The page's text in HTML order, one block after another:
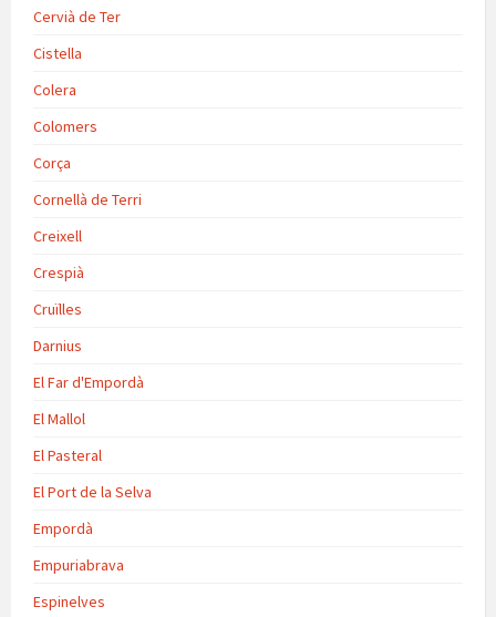
Cervià de Ter
Cistella
Colera
Colomers
Corça
Cornellà de Terri
Creixell
Crespià
Cruïlles
Darnius
El Far d'Empordà
El Mallol
El Pasteral
El Port de la Selva
Empordà
Empuriabrava
Espinelves